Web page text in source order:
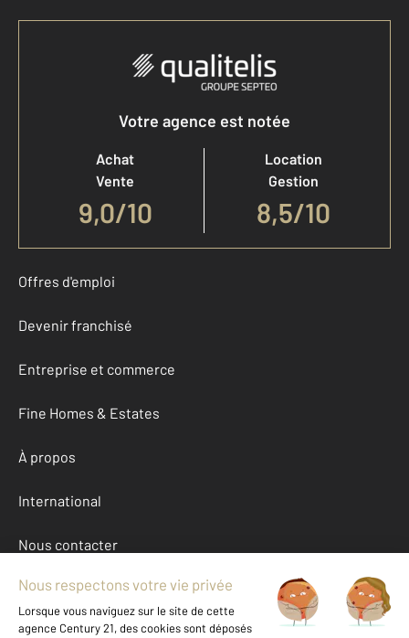
Votre agence est notée
Achat
Vente
9,0/10
Location
Gestion
8,5/10
Offres d'emploi
Devenir franchisé
Entreprise et commerce
Fine Homes & Estates
À propos
International
Nous contacter
Mentions légales & CGU et Barèmes d'honoraires